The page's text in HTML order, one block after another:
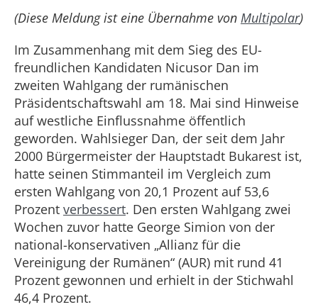
(Diese Meldung ist eine Übernahme von Multipolar)
Im Zusammenhang mit dem Sieg des EU-
freundlichen Kandidaten Nicusor Dan im
zweiten Wahlgang der rumänischen
Präsidentschaftswahl am 18. Mai sind Hinweise
auf westliche Einflussnahme öffentlich
geworden. Wahlsieger Dan, der seit dem Jahr
2000 Bürgermeister der Hauptstadt Bukarest ist,
hatte seinen Stimmanteil im Vergleich zum
ersten Wahlgang von 20,1 Prozent auf 53,6
Prozent verbessert. Den ersten Wahlgang zwei
Wochen zuvor hatte George Simion von der
national-konservativen „Allianz für die
Vereinigung der Rumänen“ (AUR) mit rund 41
Prozent gewonnen und erhielt in der Stichwahl
46,4 Prozent.